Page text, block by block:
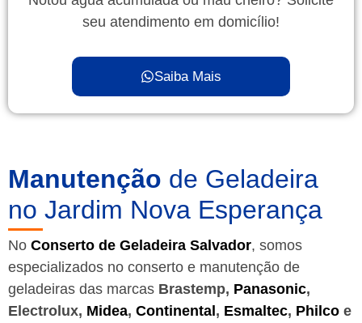
seu atendimento em domicílio!
Saiba Mais
Manutenção de Geladeira
no Jardim Nova Esperança
No Conserto de Geladeira Salvador, somos
especializados no conserto e manutenção de
geladeiras das marcas Brastemp, Panasonic,
Electrolux, Midea, Continental, Esmaltec, Philco e